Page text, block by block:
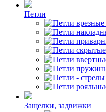
Петли
Защелки, задвижки